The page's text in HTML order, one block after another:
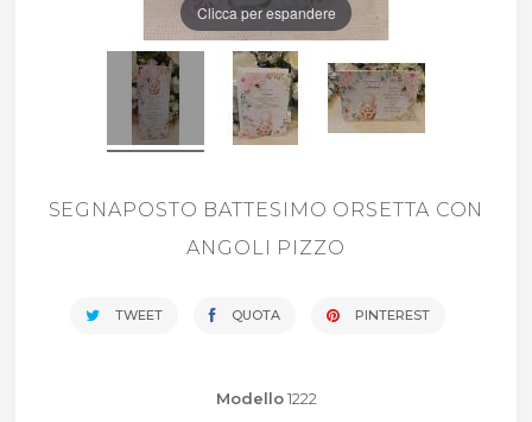
Clicca per espandere
SEGNAPOSTO BATTESIMO ORSETTA CON
ANGOLI PIZZO
TWEET QUOTA PINTEREST
Modello 1222